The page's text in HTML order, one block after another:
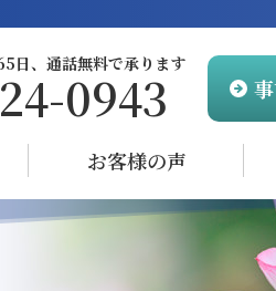
日、 通話無料で承ります
0943
お客様の声